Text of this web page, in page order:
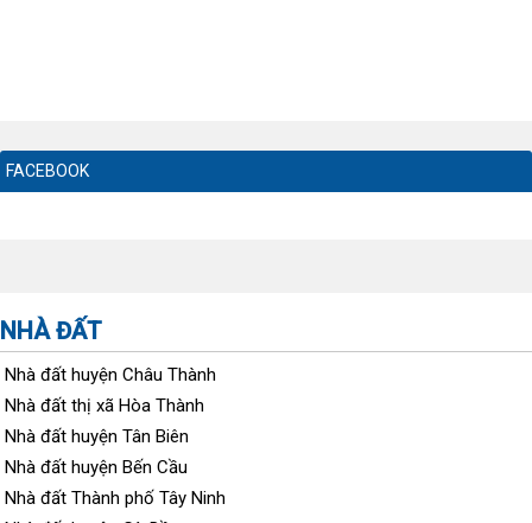
FACEBOOK
NHÀ ĐẤT
Nhà đất huyện Châu Thành
Nhà đất thị xã Hòa Thành
Nhà đất huyện Tân Biên
Nhà đất huyện Bến Cầu
Nhà đất Thành phố Tây Ninh